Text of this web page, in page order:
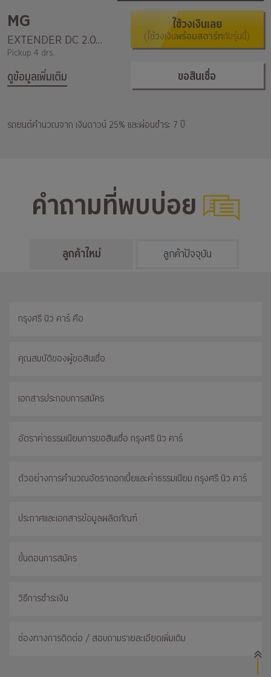
MG
EXTENDER DC 2.0 GRAND 4WD X 6AT
Pickup 4 drs.
ดูข้อมูลเพิ่มเติม
ใช้วงเงินเลย
(ใช้วงเงินพร้อมสตาร์ทกับรุ่นนี้)
ขอสินเชื่อ
รถยนต์คำนวณจาก เงินดาวน์ 25% และผ่อนชำระ 7 ปี
คำถามที่พบบ่อย
ลูกค้าใหม่ ลูกค้าปัจจุบัน
กรุงศรี นิว คาร์ คือ
คุณสมบัติของผู้ขอสินเชื่อ
เอกสารประกอบการสมัคร
อัตราค่าธรรมเนียมการขอสินเชื่อ กรุงศรี นิว คาร์
ตัวอย่างการคำนวณอัตราดอกเบี้ยและค่าธรรมเนียม กรุงศรี นิว คาร์
ประกาศและเอกสารข้อมูลผลิตภัณฑ์
ขั้นตอนการสมัคร
วิธีการชำระเงิน
ช่องทางการติดต่อ / สอบถามรายละเอียดเพิ่มเติม